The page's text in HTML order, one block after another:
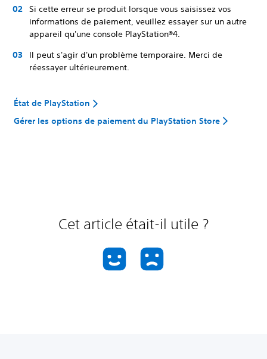
Si cette erreur se produit lorsque vous saisissez vos
informations de paiement, veuillez essayer sur un autre
appareil qu'une console PlayStation®4.
Il peut s'agir d'un problème temporaire. Merci de
réessayer ultérieurement.
État de PlayStation
Gérer les options de paiement du PlayStation Store
Cet article était-il utile ?